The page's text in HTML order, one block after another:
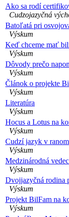
Ako sa rodí
Cudzojazyčná
Batoľatá pri
Výskum
Keď chceme mať
Výskum
Dôvody prečo
Výskum
Článok o projekte
Výskum
Literatúra
Výskum
Hocus a Lotus na
Výskum
Cudzí jazyk v
Výskum
Medzinárodná
Výskum
Dvojjazyčná rodina
Výskum
Projekt BilFam na
Výskum